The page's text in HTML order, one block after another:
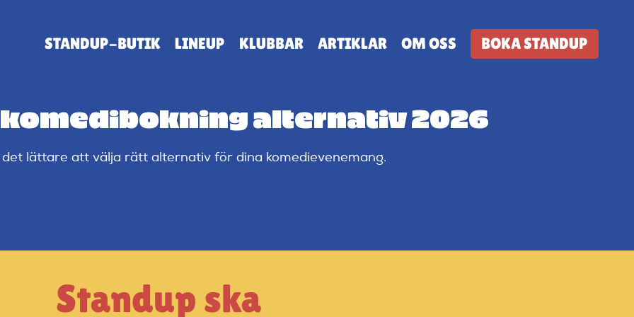
STANDUP-BUTIK LINEUP KLUBBAR ARTIKLAR OM OSS BOKA STANDUP
alternativ 2026
lättare att välja rätt alternativ för dina komedievenemang.
Standup ska